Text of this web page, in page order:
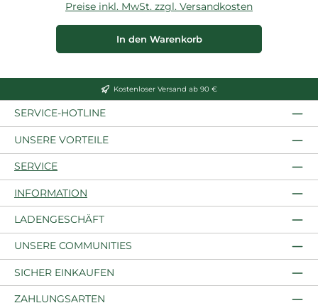
Preise inkl. MwSt. zzgl. Versandkosten
In den Warenkorb
Kostenloser Versand ab 90 €
SERVICE-HOTLINE
UNSERE VORTEILE
SERVICE
INFORMATION
LADENGESCHÄFT
UNSERE COMMUNITIES
SICHER EINKAUFEN
ZAHLUNGSARTEN